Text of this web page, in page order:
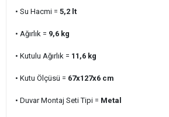
• Su Hacmi = 5,2 lt
• Ağırlık = 9,6 kg
• Kutulu Ağırlık = 11,6 kg
• Kutu Ölçüsü = 67x127x6 cm
• Duvar Montaj Seti Tipi = Metal